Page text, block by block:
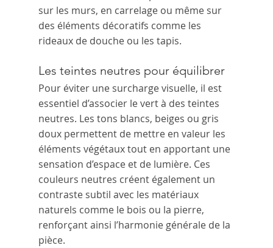
sur les murs, en carrelage ou même sur
des éléments décoratifs comme les
rideaux de douche ou les tapis.
Les teintes neutres pour équilibrer
Pour éviter une surcharge visuelle, il est
essentiel d’associer le vert à des teintes
neutres. Les tons blancs, beiges ou gris
doux permettent de mettre en valeur les
éléments végétaux tout en apportant une
sensation d’espace et de lumière. Ces
couleurs neutres créent également un
contraste subtil avec les matériaux
naturels comme le bois ou la pierre,
renforçant ainsi l’harmonie générale de la
pièce.